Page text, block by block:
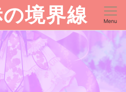
境界線 Menu